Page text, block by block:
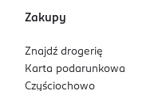
Zakupy
Znajdź drogerię
Karta podarunkowa
Czyściochowo